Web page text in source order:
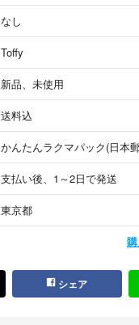
なし
Toffy
新品、未使用
送料込
かんたんラクマパック(日本
支払い後、1～2日で発送
東京都
シェア